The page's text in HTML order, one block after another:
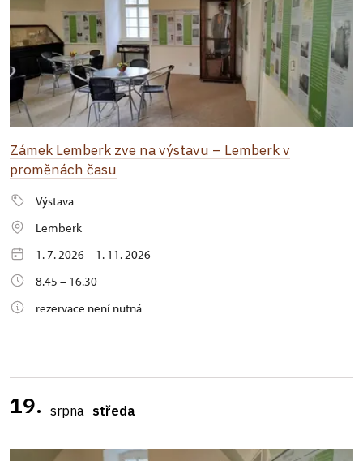
Zámek Lemberk zve na výstavu – Lemberk v
proměnách času
Výstava
Lemberk
1. 7. 2026 – 1. 11. 2026
8.45 – 16.30
rezervace není nutná
19. srpna středa